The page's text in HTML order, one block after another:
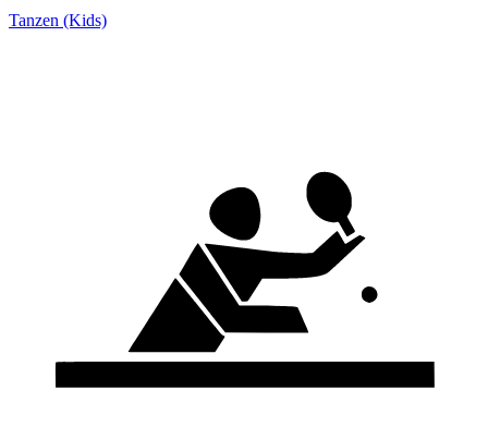
Tanzen (Kids)